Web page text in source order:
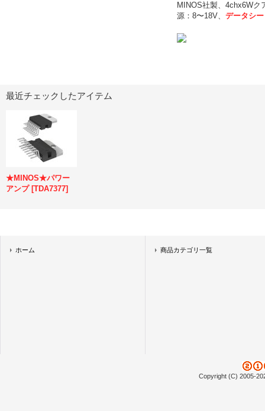
MINOS社製、4chx6Wク
源：8〜18V、 データシ
最近チェックしたアイテム
★MINOS★パワー
アンプ [TDA7377]
ホーム 商品カテゴリ一覧
Copyright (C) 2005-